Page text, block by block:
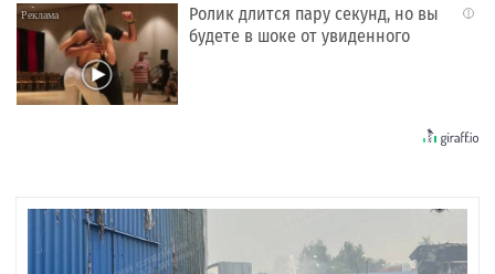
i
Ролик длится пару секунд, но вы
будете в шоке от увиденного